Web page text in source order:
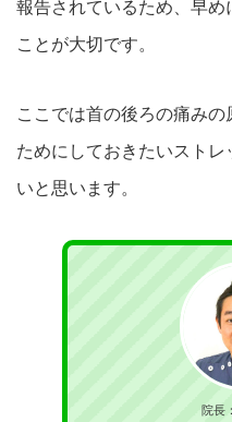
報告されているため、早め
ことが大切です。
ここでは首の後ろの痛みの
ためにしておきたいスト
いと思います。
院長